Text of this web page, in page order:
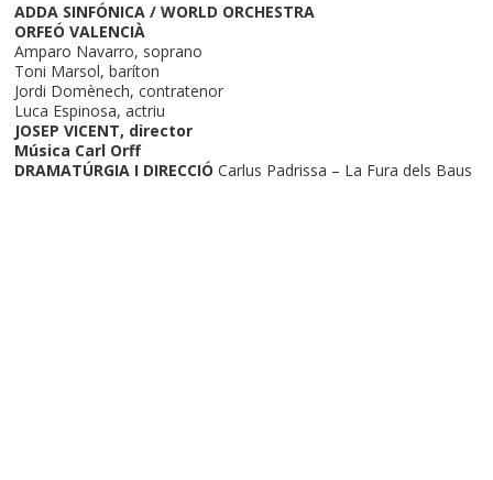
ADDA SINFÓNICA / WORLD ORCHESTRA
ORFEÓ VALENCIÀ
Amparo Navarro, soprano
Toni Marsol, baríton
Jordi Domènech, contratenor
Luca Espinosa, actriu
JOSEP VICENT, director
Música Carl Orff
DRAMATÚRGIA I DIRECCIÓ Carlus Padrissa – La Fura dels Baus